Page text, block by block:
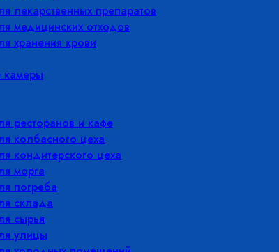
препаратов
медицинских отходов
хранения крови
ресторанов и кафе
колбасного цеха
кондитерского цеха
морга
погреба
склада
сырья
улицы